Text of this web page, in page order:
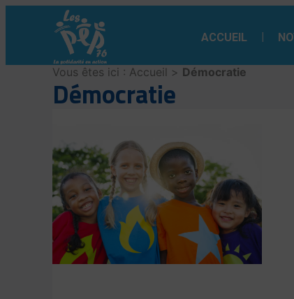
ACCUEIL
Vous êtes ici : Accueil > Démocratie
Démocratie